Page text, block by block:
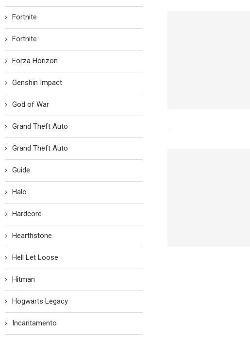
Fortnite
Fortnite
Forza Horizon
Genshin Impact
God of War
Grand Theft Auto
Grand Theft Auto
Guide
Halo
Hardcore
Hearthstone
Hell Let Loose
Hitman
Hogwarts Legacy
Incantamento